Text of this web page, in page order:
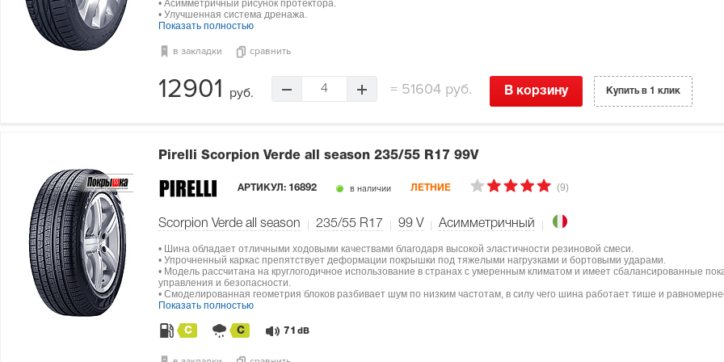
• Асимметричный рисунок протектора.
• Улучшенная система дренажа.
Показать полностью
в закладки сравнить
12901 руб. 4 = 51604 руб. В корзину Купить в 1 клик
Pirelli Scorpion Verde all season 235/55 R17 99V
АРТИКУЛ: 16892 в наличии ЛЕТНИЕ (9)
Scorpion Verde all season 235/55 R17 99 V Асимметричный
• Шина обладает отличными ходовыми качествами благодаря высокой эластичности резиновой смеси.
• Упрочненный каркас препятствует деформации покрышки под тяжелыми нагрузками и бортовыми ударами.
• Модель рассчитана на круглогодичное использование в странах с умеренным климатом и имеет сбалансированные
управления и безопасности.
• Смоделированная геометрия блоков разбивает шум по низким частотам, в силу чего шина работает тише и
Показать полностью
C C 71 dB